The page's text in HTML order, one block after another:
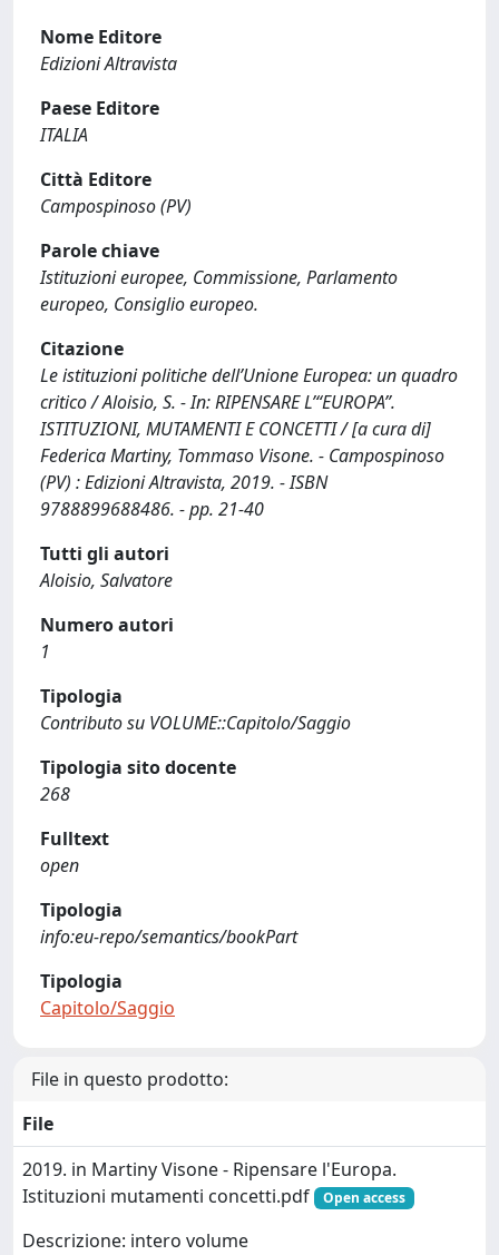
Nome Editore
Edizioni Altravista
Paese Editore
ITALIA
Città Editore
Campospinoso (PV)
Parole chiave
Istituzioni europee, Commissione, Parlamento
europeo, Consiglio europeo.
Citazione
Le istituzioni politiche dell’Unione Europea: un quadro
critico / Aloisio, S. - In: RIPENSARE L’“EUROPA”.
ISTITUZIONI, MUTAMENTI E CONCETTI / [a cura di]
Federica Martiny, Tommaso Visone. - Campospinoso
(PV) : Edizioni Altravista, 2019. - ISBN
9788899688486. - pp. 21-40
Tutti gli autori
Aloisio, Salvatore
Numero autori
1
Tipologia
Contributo su VOLUME::Capitolo/Saggio
Tipologia sito docente
268
Fulltext
open
Tipologia
info:eu-repo/semantics/bookPart
Tipologia
Capitolo/Saggio
File in questo prodotto:
File
2019. in Martiny Visone - Ripensare l'Europa.
Istituzioni mutamenti concetti.pdf
Open access
Descrizione: intero volume